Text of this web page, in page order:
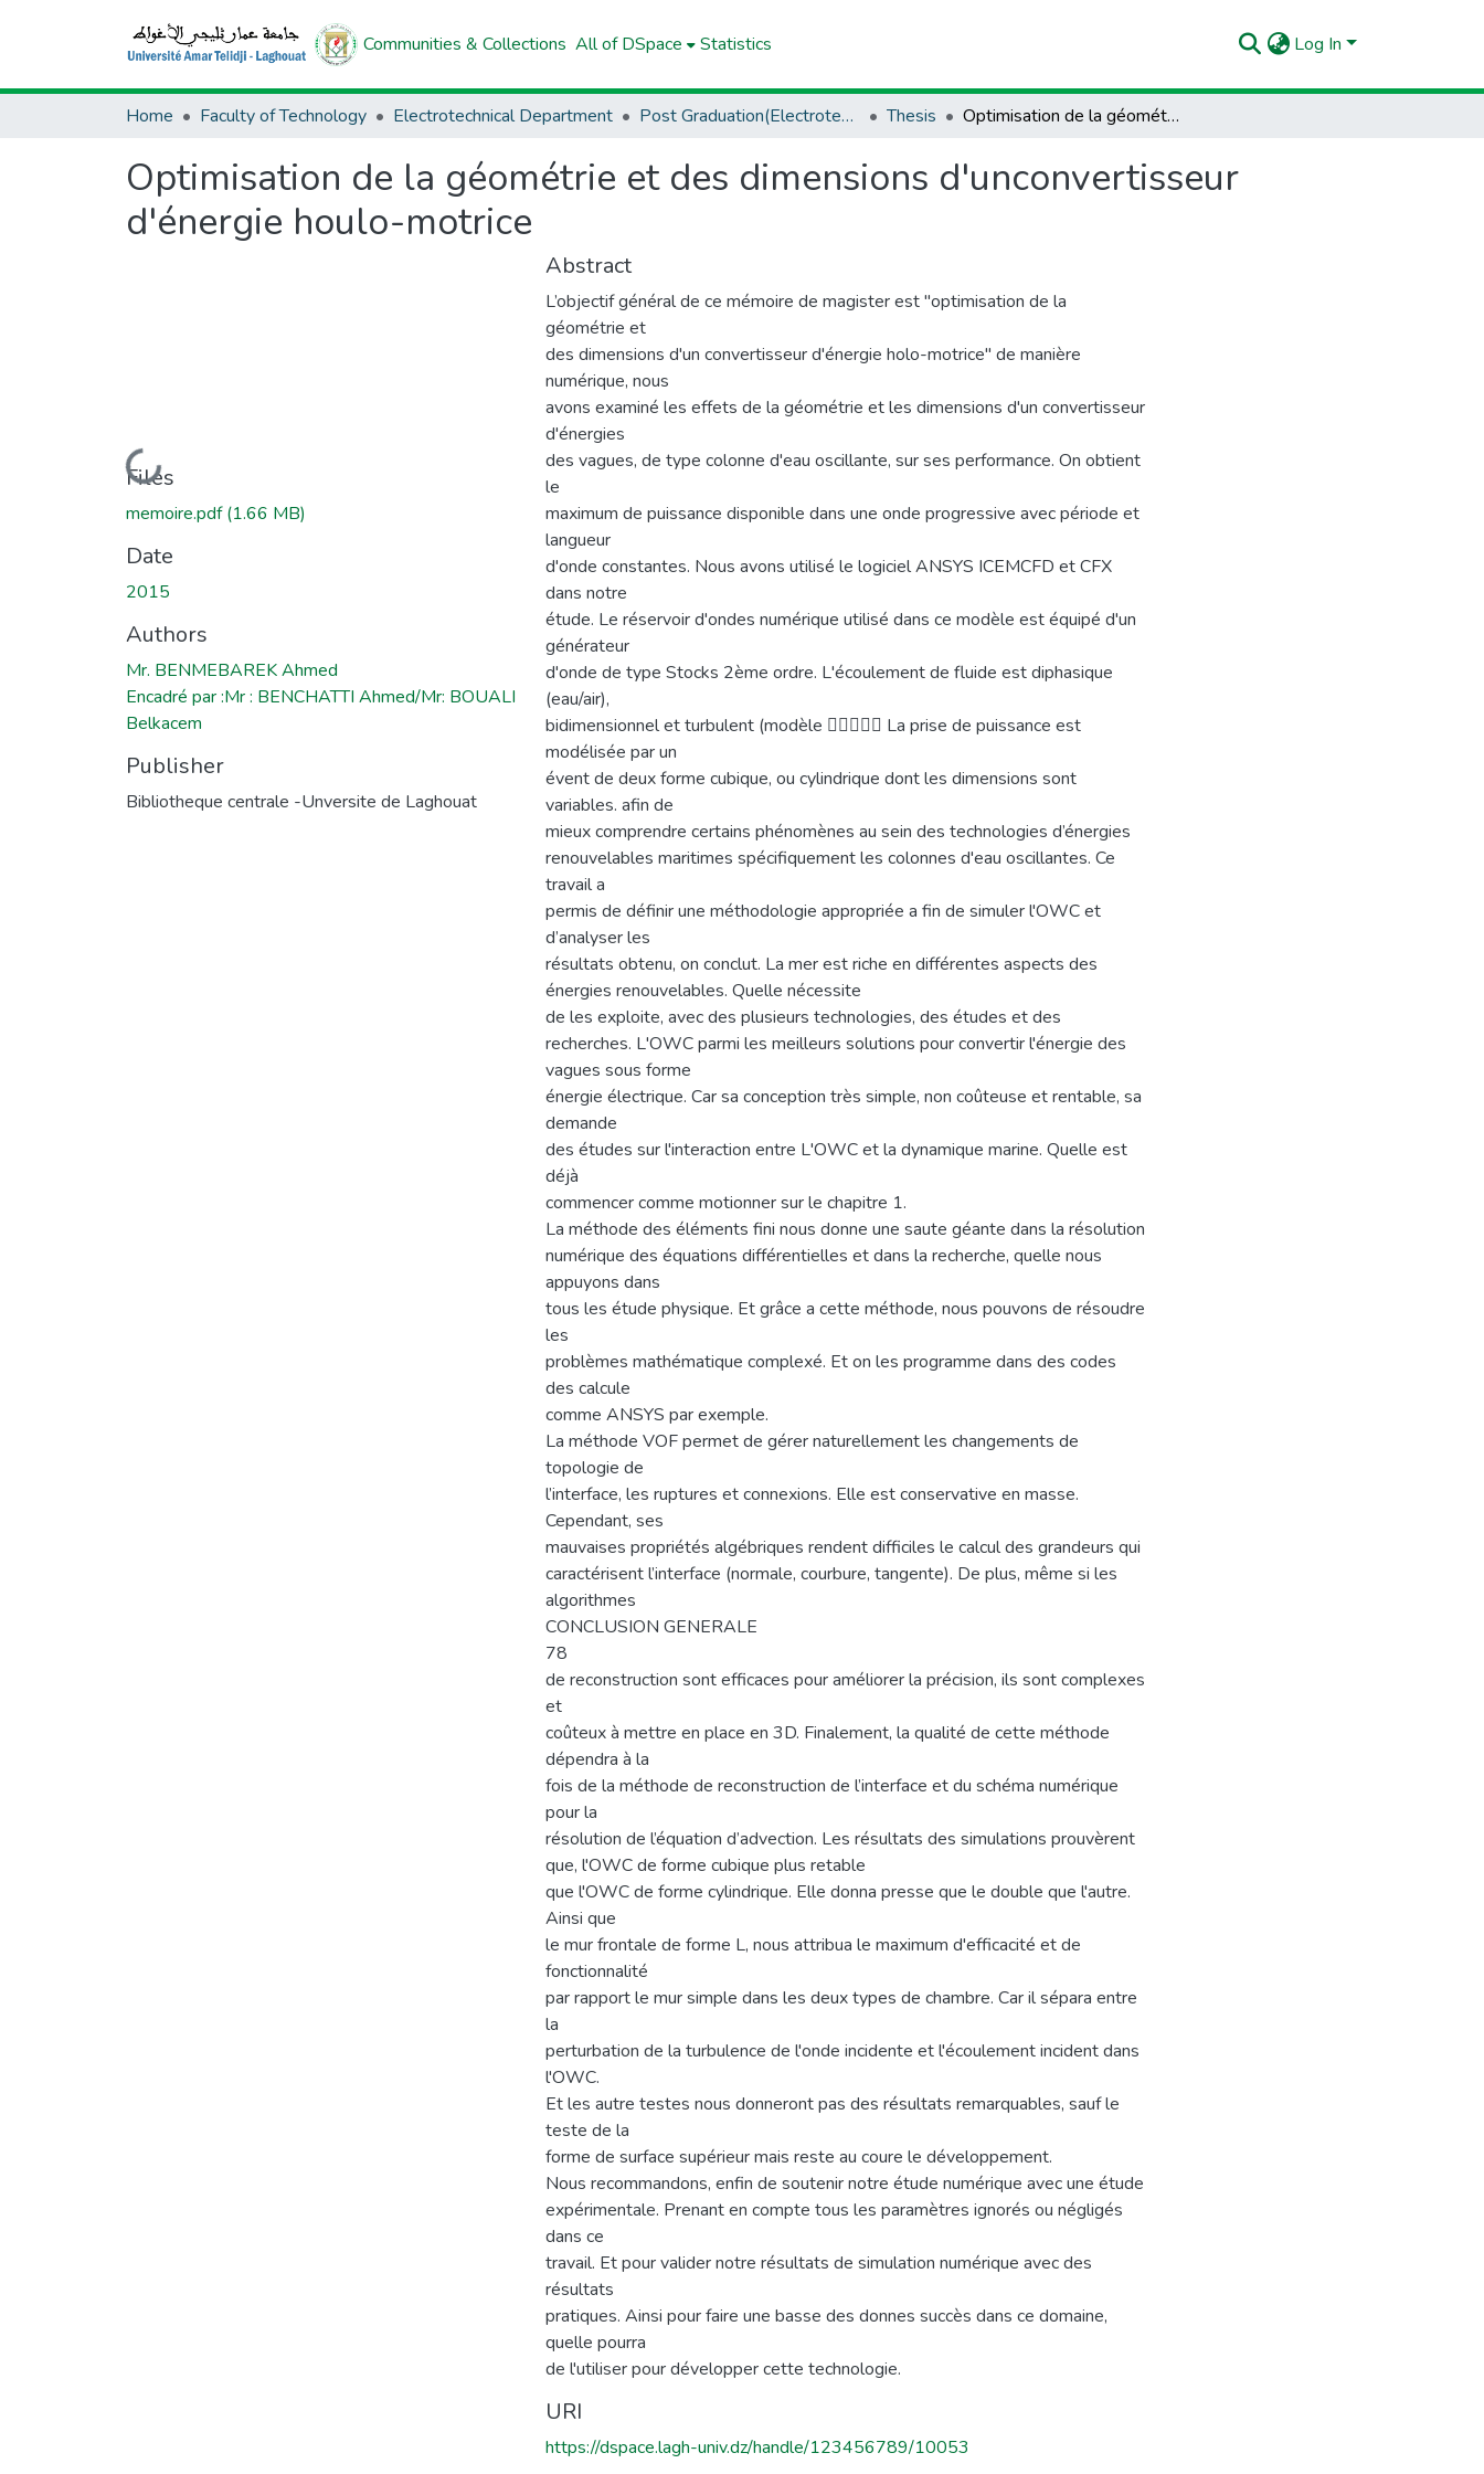
Communities & Collections All of DSpace Statistics Log In
Home Faculty of Technology Electrotechnical Department Post Graduation(Electrotechnical) Thesis Optimisation de la géométrie et des dimensions d'unconvertisseur d'énergie houlo-motrice
Optimisation de la géométrie et des dimensions d'unconvertisseur
d'énergie houlo-motrice
Loading...
Files
memoire.pdf(1.66 MB)
Date
2015
Authors
Mr. BENMEBAREK Ahmed
Encadré par :Mr : BENCHATTI Ahmed/Mr: BOUALI
Belkacem
Publisher
Bibliotheque centrale -Unversite de Laghouat
Abstract
L’objectif général de ce mémoire de magister est "optimisation de la
géométrie et
des dimensions d'un convertisseur d'énergie holo-motrice" de manière
numérique, nous
avons examiné les effets de la géométrie et les dimensions d'un convertisseur
d'énergies
des vagues, de type colonne d'eau oscillante, sur ses performance. On obtient
le
maximum de puissance disponible dans une onde progressive avec période et
langueur
d'onde constantes. Nous avons utilisé le logiciel ANSYS ICEMCFD et CFX
dans notre
étude. Le réservoir d'ondes numérique utilisé dans ce modèle est équipé d'un
générateur
d'onde de type Stocks 2ème ordre. L'écoulement de fluide est diphasique
(eau/air),
bidimensionnel et turbulent (modèle  La prise de puissance est
modélisée par un
évent de deux forme cubique, ou cylindrique dont les dimensions sont
variables. afin de
mieux comprendre certains phénomènes au sein des technologies d’énergies
renouvelables maritimes spécifiquement les colonnes d'eau oscillantes. Ce
travail a
permis de définir une méthodologie appropriée a fin de simuler l'OWC et
d’analyser les
résultats obtenu, on conclut. La mer est riche en différentes aspects des
énergies renouvelables. Quelle nécessite
de les exploite, avec des plusieurs technologies, des études et des
recherches. L'OWC parmi les meilleurs solutions pour convertir l'énergie des
vagues sous forme
énergie électrique. Car sa conception très simple, non coûteuse et rentable, sa
demande
des études sur l'interaction entre L'OWC et la dynamique marine. Quelle est
déjà
commencer comme motionner sur le chapitre 1.
La méthode des éléments fini nous donne une saute géante dans la résolution
numérique des équations différentielles et dans la recherche, quelle nous
appuyons dans
tous les étude physique. Et grâce a cette méthode, nous pouvons de résoudre
les
problèmes mathématique complexé. Et on les programme dans des codes
des calcule
comme ANSYS par exemple.
La méthode VOF permet de gérer naturellement les changements de
topologie de
l’interface, les ruptures et connexions. Elle est conservative en masse.
Cependant, ses
mauvaises propriétés algébriques rendent difficiles le calcul des grandeurs qui
caractérisent l’interface (normale, courbure, tangente). De plus, même si les
algorithmes
CONCLUSION GENERALE
78
de reconstruction sont efficaces pour améliorer la précision, ils sont complexes
et
coûteux à mettre en place en 3D. Finalement, la qualité de cette méthode
dépendra à la
fois de la méthode de reconstruction de l’interface et du schéma numérique
pour la
résolution de l’équation d’advection. Les résultats des simulations prouvèrent
que, l'OWC de forme cubique plus retable
que l'OWC de forme cylindrique. Elle donna presse que le double que l'autre.
Ainsi que
le mur frontale de forme L, nous attribua le maximum d'efficacité et de
fonctionnalité
par rapport le mur simple dans les deux types de chambre. Car il sépara entre
la
perturbation de la turbulence de l'onde incidente et l'écoulement incident dans
l'OWC.
Et les autre testes nous donneront pas des résultats remarquables, sauf le
teste de la
forme de surface supérieur mais reste au coure le développement.
Nous recommandons, enfin de soutenir notre étude numérique avec une étude
expérimentale. Prenant en compte tous les paramètres ignorés ou négligés
dans ce
travail. Et pour valider notre résultats de simulation numérique avec des
résultats
pratiques. Ainsi pour faire une basse des donnes succès dans ce domaine,
quelle pourra
de l'utiliser pour développer cette technologie.
URI
https://dspace.lagh-univ.dz/handle/123456789/10053